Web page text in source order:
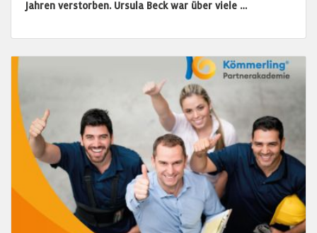
Jahren verstorben. Ursula Beck war über viele …